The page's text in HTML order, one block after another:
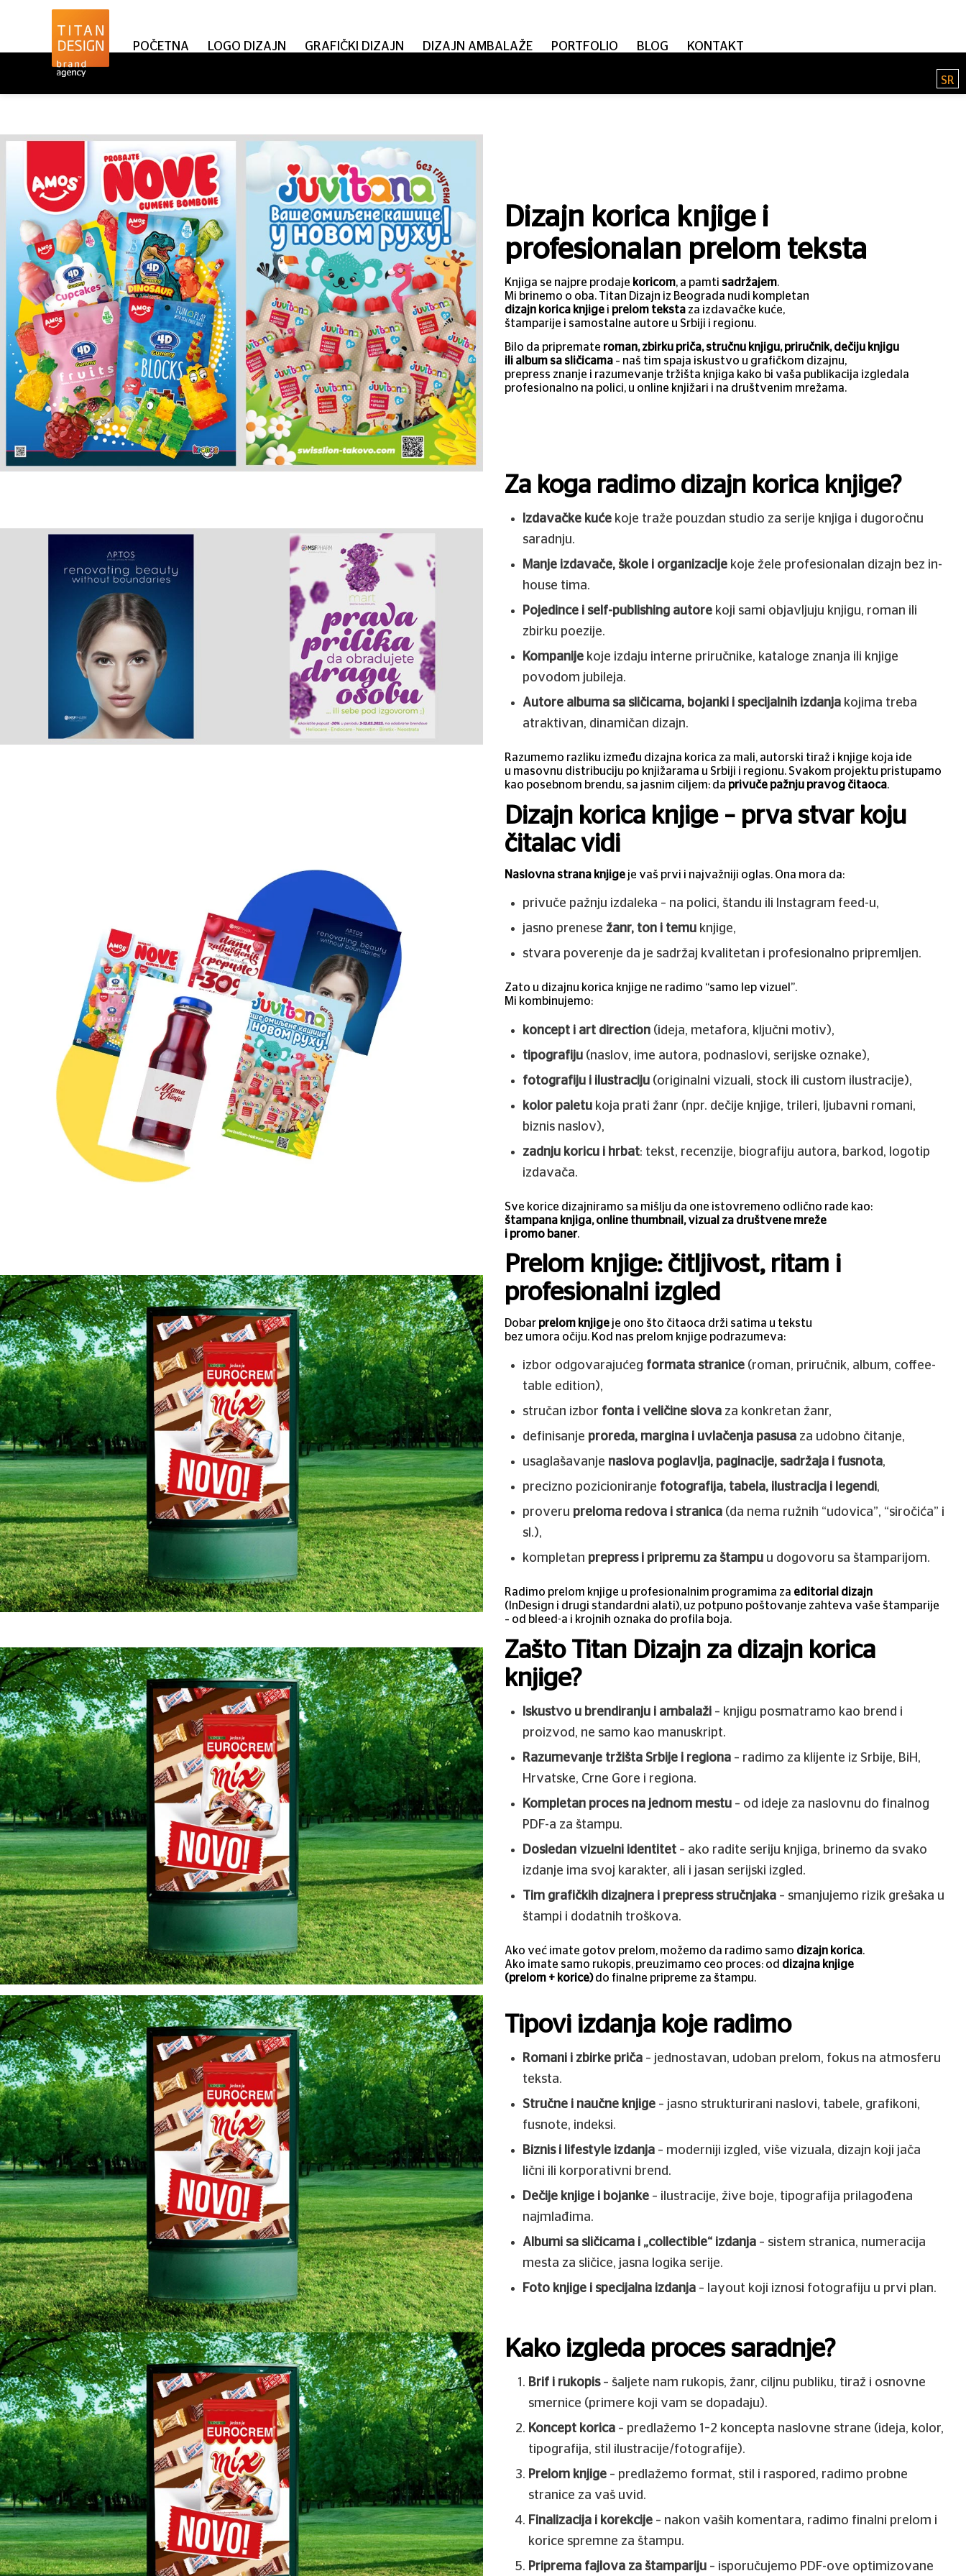
SR
POČETNA LOGO DIZAJN GRAFIČKI DIZAJN DIZAJN AMBALAŽE PORTFOLIO BLOG KONTAKT
Dizajn korica knjige i
profesionalan prelom teksta
Knjiga se najpre prodaje koricom, a pamti sadržajem.
Mi brinemo o oba. Titan Dizajn iz Beograda nudi kompletan
dizajn korica knjige i prelom teksta za izdavačke kuće,
štamparije i samostalne autore u Srbiji i regionu.
Bilo da pripremate roman, zbirku priča, stručnu knjigu, priručnik, dečiju knjigu
ili album sa sličicama – naš tim spaja iskustvo u grafičkom dizajnu,
prepress znanje i razumevanje tržišta knjiga kako bi vaša publikacija izgledala
profesionalno na polici, u online knjižari i na društvenim mrežama.
Za koga radimo dizajn korica knjige?
Izdavačke kuće koje traže pouzdan studio za serije knjiga i dugoročnu
saradnju.
Manje izdavače, škole i organizacije koje žele profesionalan dizajn bez in-
house tima.
Pojedince i self-publishing autore koji sami objavljuju knjigu, roman ili
zbirku poezije.
Kompanije koje izdaju interne priručnike, kataloge znanja ili knjige
povodom jubileja.
Autore albuma sa sličicama, bojanki i specijalnih izdanja kojima treba
atraktivan, dinamičan dizajn.
Razumemo razliku između dizajna korica za mali, autorski tiraž i knjige koja ide
u masovnu distribuciju po knjižarama u Srbiji i regionu. Svakom projektu pristupamo
kao posebnom brendu, sa jasnim ciljem: da privuče pažnju pravog čitaoca.
Dizajn korica knjige – prva stvar koju
čitalac vidi
Naslovna strana knjige je vaš prvi i najvažniji oglas. Ona mora da:
privuče pažnju izdaleka – na polici, štandu ili Instagram feed-u,
jasno prenese žanr, ton i temu knjige,
stvara poverenje da je sadržaj kvalitetan i profesionalno pripremljen.
Zato u dizajnu korica knjige ne radimo “samo lep vizuel”.
Mi kombinujemo:
koncept i art direction (ideja, metafora, ključni motiv),
tipografiju (naslov, ime autora, podnaslovi, serijske oznake),
fotografiju i ilustraciju (originalni vizuali, stock ili custom ilustracije),
kolor paletu koja prati žanr (npr. dečije knjige, trileri, ljubavni romani,
biznis naslov),
zadnju koricu i hrbat: tekst, recenzije, biografiju autora, barkod, logotip
izdavača.
Sve korice dizajniramo sa mišlju da one istovremeno odlično rade kao:
štampana knjiga, online thumbnail, vizual za društvene mreže
i promo baner.
Prelom knjige: čitljivost, ritam i
profesionalni izgled
Dobar prelom knjige je ono što čitaoca drži satima u tekstu
bez umora očiju. Kod nas prelom knjige podrazumeva:
izbor odgovarajućeg formata stranice (roman, priručnik, album, coffee-
table edition),
stručan izbor fonta i veličine slova za konkretan žanr,
definisanje proreda, margina i uvlačenja pasusa za udobno čitanje,
usaglašavanje naslova poglavlja, paginacije, sadržaja i fusnota,
precizno pozicioniranje fotografija, tabela, ilustracija i legendi,
proveru preloma redova i stranica (da nema ružnih “udovica”, “siročića” i
sl.),
kompletan prepress i pripremu za štampu u dogovoru sa štamparijom.
Radimo prelom knjige u profesionalnim programima za editorial dizajn
(InDesign i drugi standardni alati), uz potpuno poštovanje zahteva vaše štamparije
– od bleed-a i krojnih oznaka do profila boja.
Zašto Titan Dizajn za dizajn korica
knjige?
Iskustvo u brendiranju i ambalaži – knjigu posmatramo kao brend i
proizvod, ne samo kao manuskript.
Razumevanje tržišta Srbije i regiona – radimo za klijente iz Srbije, BiH,
Hrvatske, Crne Gore i regiona.
Kompletan proces na jednom mestu – od ideje za naslovnu do finalnog
PDF-a za štampu.
Dosledan vizuelni identitet – ako radite seriju knjiga, brinemo da svako
izdanje ima svoj karakter, ali i jasan serijski izgled.
Tim grafičkih dizajnera i prepress stručnjaka – smanjujemo rizik grešaka u
štampi i dodatnih troškova.
Ako već imate gotov prelom, možemo da radimo samo dizajn korica.
Ako imate samo rukopis, preuzimamo ceo proces: od dizajna knjige
(prelom + korice)do finalne pripreme za štampu.
Tipovi izdanja koje radimo
Romani i zbirke priča – jednostavan, udoban prelom, fokus na atmosferu
teksta.
Stručne i naučne knjige – jasno strukturirani naslovi, tabele, grafikoni,
fusnote, indeksi.
Biznis i lifestyle izdanja – moderniji izgled, više vizuala, dizajn koji jača
lični ili korporativni brend.
Dečije knjige i bojanke – ilustracije, žive boje, tipografija prilagođena
najmlađima.
Albumi sa sličicama i „collectible“ izdanja – sistem stranica, numeracija
mesta za sličice, jasna logika serije.
Foto knjige i specijalna izdanja – layout koji iznosi fotografiju u prvi plan.
Kako izgleda proces saradnje?
Brif i rukopis– šaljete nam rukopis, žanr, ciljnu publiku, tiraž i osnovne
smernice (primere koji vam se dopadaju).
Koncept korica – predlažemo 1–2 koncepta naslovne strane (ideja, kolor,
tipografija, stil ilustracije/fotografije).
Prelom knjige – predlažemo format, stil i raspored, radimo probne
stranice za vaš uvid.
Finalizacija i korekcije – nakon vaših komentara, radimo finalni prelom i
korice spremne za štampu.
Priprema fajlova za štampariju – isporučujemo PDF-ove optimizovane